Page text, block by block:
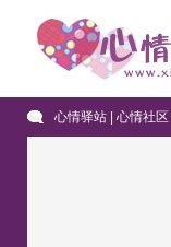
心情驿站 | 心情社区